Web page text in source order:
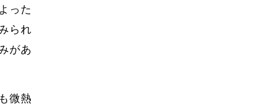
った
られ
があ
微熱